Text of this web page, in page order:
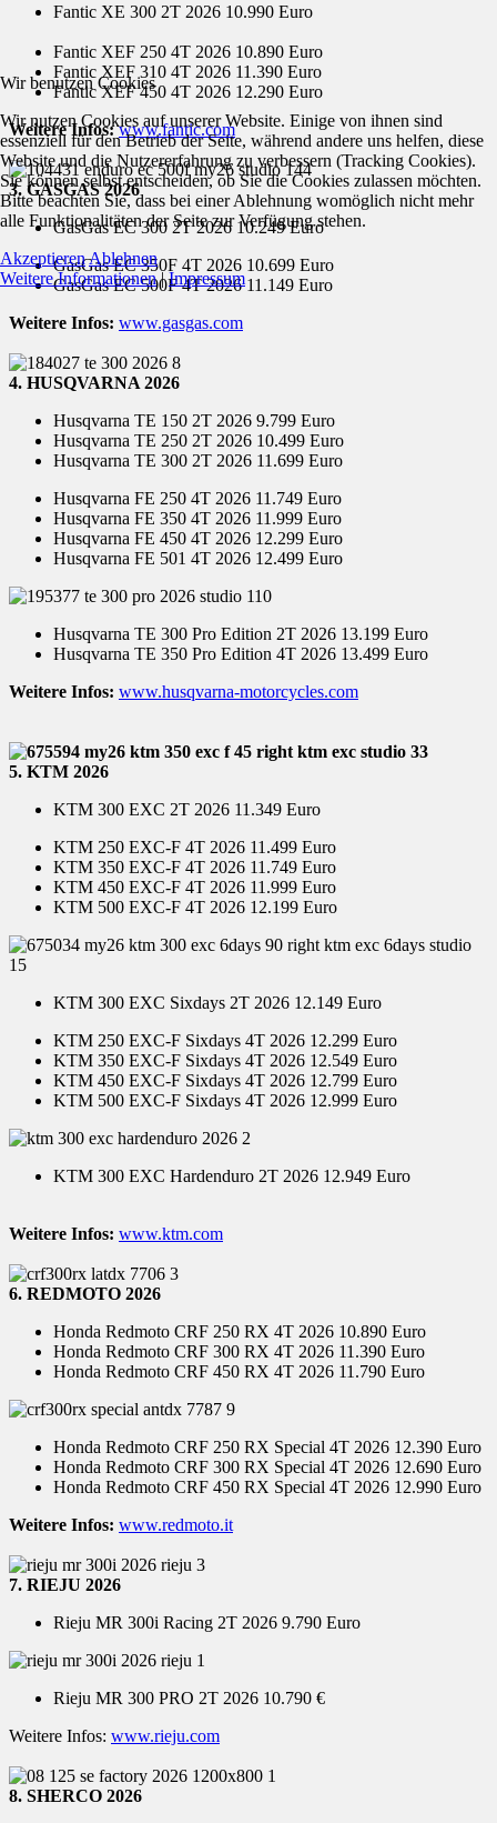
Fantic XE 300 2T 2026 10.990 Euro
Fantic XEF 250 4T 2026 10.890 Euro
Fantic XEF 310 4T 2026 11.390 Euro
Fantic XEF 450 4T 2026 12.290 Euro
Weitere Infos:www.fantic.com
3. GASGAS 2026
GasGas EC 300 2T 2026 10.249 Euro
GasGas EC 350F 4T 2026 10.699 Euro
GasGas EC 500F 4T 2026 11.149 Euro
Weitere Infos: www.gasgas.com
4. HUSQVARNA 2026
Husqvarna TE 150 2T 2026 9.799 Euro
Husqvarna TE 250 2T 2026 10.499 Euro
Husqvarna TE 300 2T 2026 11.699 Euro
Husqvarna FE 250 4T 2026 11.749 Euro
Husqvarna FE 350 4T 2026 11.999 Euro
Husqvarna FE 450 4T 2026 12.299 Euro
Husqvarna FE 501 4T 2026 12.499 Euro
Husqvarna TE 300 Pro Edition 2T 2026 13.199 Euro
Husqvarna TE 350 Pro Edition 4T 2026 13.499 Euro
Weitere Infos: www.husqvarna-motorcycles.com
5. KTM 2026
KTM 300 EXC 2T 2026 11.349 Euro
KTM 250 EXC-F 4T 2026 11.499 Euro
KTM 350 EXC-F 4T 2026 11.749 Euro
KTM 450 EXC-F 4T 2026 11.999 Euro
KTM 500 EXC-F 4T 2026 12.199 Euro
KTM 300 EXC Sixdays 2T 2026 12.149 Euro
KTM 250 EXC-F Sixdays 4T 2026 12.299 Euro
KTM 350 EXC-F Sixdays 4T 2026 12.549 Euro
KTM 450 EXC-F Sixdays 4T 2026 12.799 Euro
KTM 500 EXC-F Sixdays 4T 2026 12.999 Euro
KTM 300 EXC Hardenduro 2T 2026 12.949 Euro
Weitere Infos: www.ktm.com
6. REDMOTO 2026
Honda Redmoto CRF 250 RX 4T 2026 10.890 Euro
Honda Redmoto CRF 300 RX 4T 2026 11.390 Euro
Honda Redmoto CRF 450 RX 4T 2026 11.790 Euro
Honda Redmoto CRF 250 RX Special 4T 2026 12.390 Euro
Honda Redmoto CRF 300 RX Special 4T 2026 12.690 Euro
Honda Redmoto CRF 450 RX Special 4T 2026 12.990 Euro
Weitere Infos: www.redmoto.it
7. RIEJU 2026
Rieju MR 300i Racing 2T 2026 9.790 Euro
Rieju MR 300 PRO 2T 2026 10.790 €
Weitere Infos: www.rieju.com
8. SHERCO 2026
Wir benutzen Cookies
Wir nutzen Cookies auf unserer Website. Einige von ihnen sind
essenziell für den Betrieb der Seite, während andere uns helfen, diese
Website und die Nutzererfahrung zu verbessern (Tracking Cookies).
Sie können selbst entscheiden, ob Sie die Cookies zulassen möchten.
Bitte beachten Sie, dass bei einer Ablehnung womöglich nicht mehr
alle Funktionalitäten der Seite zur Verfügung stehen.
AkzeptierenAblehnen
Weitere Informationen|Impressum